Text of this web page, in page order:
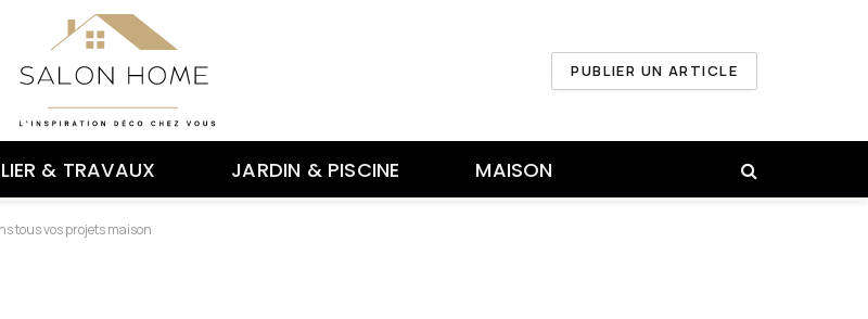
PUBLIER UN ARTICLE
& TRAVAUX JARDIN & PISCINE MAISON
tous vos projets maison